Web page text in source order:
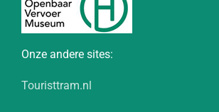
Onze andere sites:
Touristtram.nl